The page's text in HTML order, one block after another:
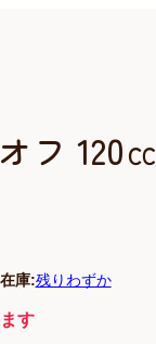
フ 120㏄
在庫:残りわずか
す